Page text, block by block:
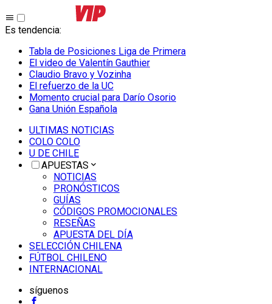
Es tendencia:
Tabla de Posiciones Liga de Primera
El video de Valentín Gauthier
Claudio Bravo y Vozinha
El refuerzo de la UC
Momento crucial para Darío Osorio
Gana Unión Española
ULTIMAS NOTICIAS
COLO COLO
U DE CHILE
APUESTAS
NOTICIAS
PRONÓSTICOS
GUÍAS
CÓDIGOS PROMOCIONALES
RESEÑAS
APUESTA DEL DÍA
SELECCIÓN CHILENA
FÚTBOL CHILENO
INTERNACIONAL
síguenos